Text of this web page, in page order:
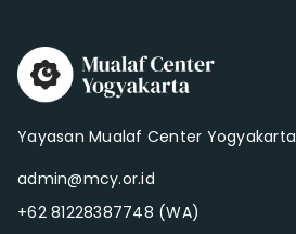
Yayasan Mualaf Center Yogyakarta
admin@mcy.or.id
+62 81228387748 (WA)